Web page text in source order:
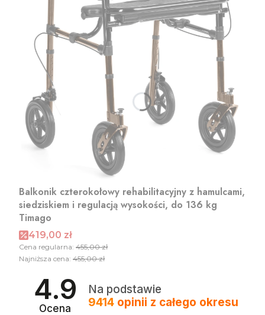
Balkonik czterokołowy rehabilitacyjny z hamulcami,
siedziskiem i regulacją wysokości, do 136 kg
Timago
Cena promocyjna
419,00 zł
Cena regularna: 455,00 zł
Najniższa cena: 455,00 zł
4.9
Ocena
Na podstawie
9414opinii z całego okresu